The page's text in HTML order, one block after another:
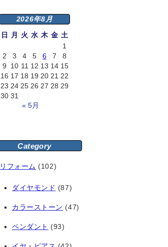
2026年8月
日
月 火 水 木 金 土
1
2
3 4 5 6 7
8
9
10 11 12 13 14 15
16 17 18 19 20 21 22
23 24 25 26 27 28 29
30 31
« 5月
Category
リフォーム (102)
ダイヤモンド (87)
カラーストーン (47)
ペンダント (93)